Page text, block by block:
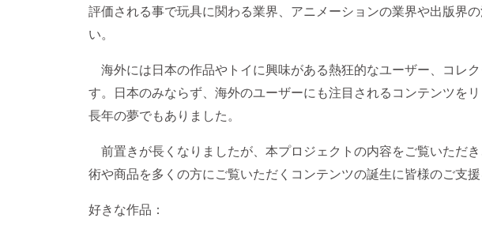
評価される事で玩具に関わる業界、アニメーションの業界や出版界
い。
海外には日本の作品やトイに興味がある熱狂的なユーザー、コレ
す。日本のみならず、海外のユーザーにも注目されるコンテンツを
長年の夢でもありました。
前置きが長くなりましたが、本プロジェクトの内容をご覧いただ
術や商品を多くの方にご覧いただくコンテンツの誕生に皆様のご支援
好きな作品：